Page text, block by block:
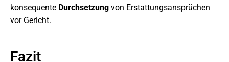
konsequente Durchsetzung von Erstattungsansprüchen
vor Gericht.
Fazit